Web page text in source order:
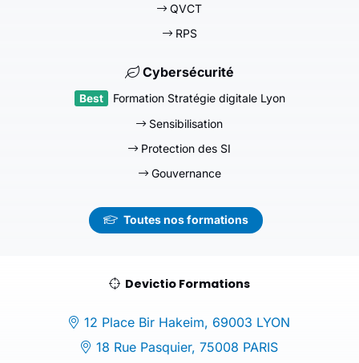
QVCT
RPS
Cybersécurité
Formation Stratégie digitale Lyon
Sensibilisation
Protection des SI
Gouvernance
Toutes nos formations
Devictio Formations
12 Place Bir Hakeim, 69003 LYON
18 Rue Pasquier, 75008 PARIS